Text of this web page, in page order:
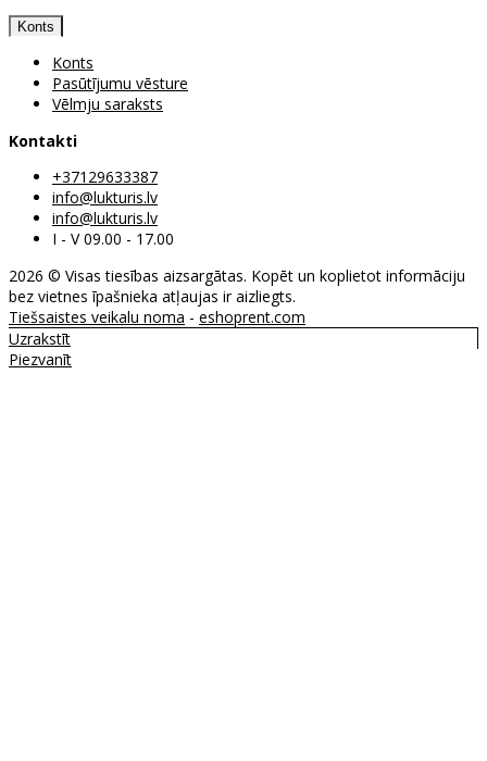
Konts
Konts
Pasūtījumu vēsture
Vēlmju saraksts
Kontakti
+37129633387
info@lukturis.lv
info@lukturis.lv
I - V 09.00 - 17.00
2026 © Visas tiesības aizsargātas. Kopēt un koplietot informāciju
bez vietnes īpašnieka atļaujas ir aizliegts.
Tiešsaistes veikalu noma - eshoprent.com
Uzrakstīt
Piezvanīt